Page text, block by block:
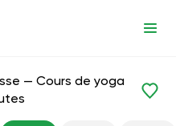
— Cours de yoga